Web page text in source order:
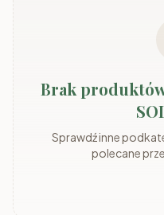
Brak
Sprawdź inne
polecane